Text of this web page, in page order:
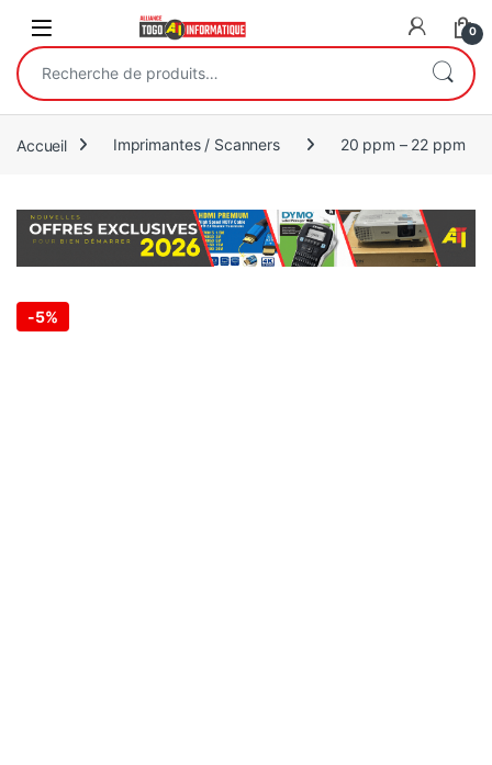
Open 0
Recherche pour :
Accueil Imprimantes / Scanners 20 ppm – 22 ppm
-5%